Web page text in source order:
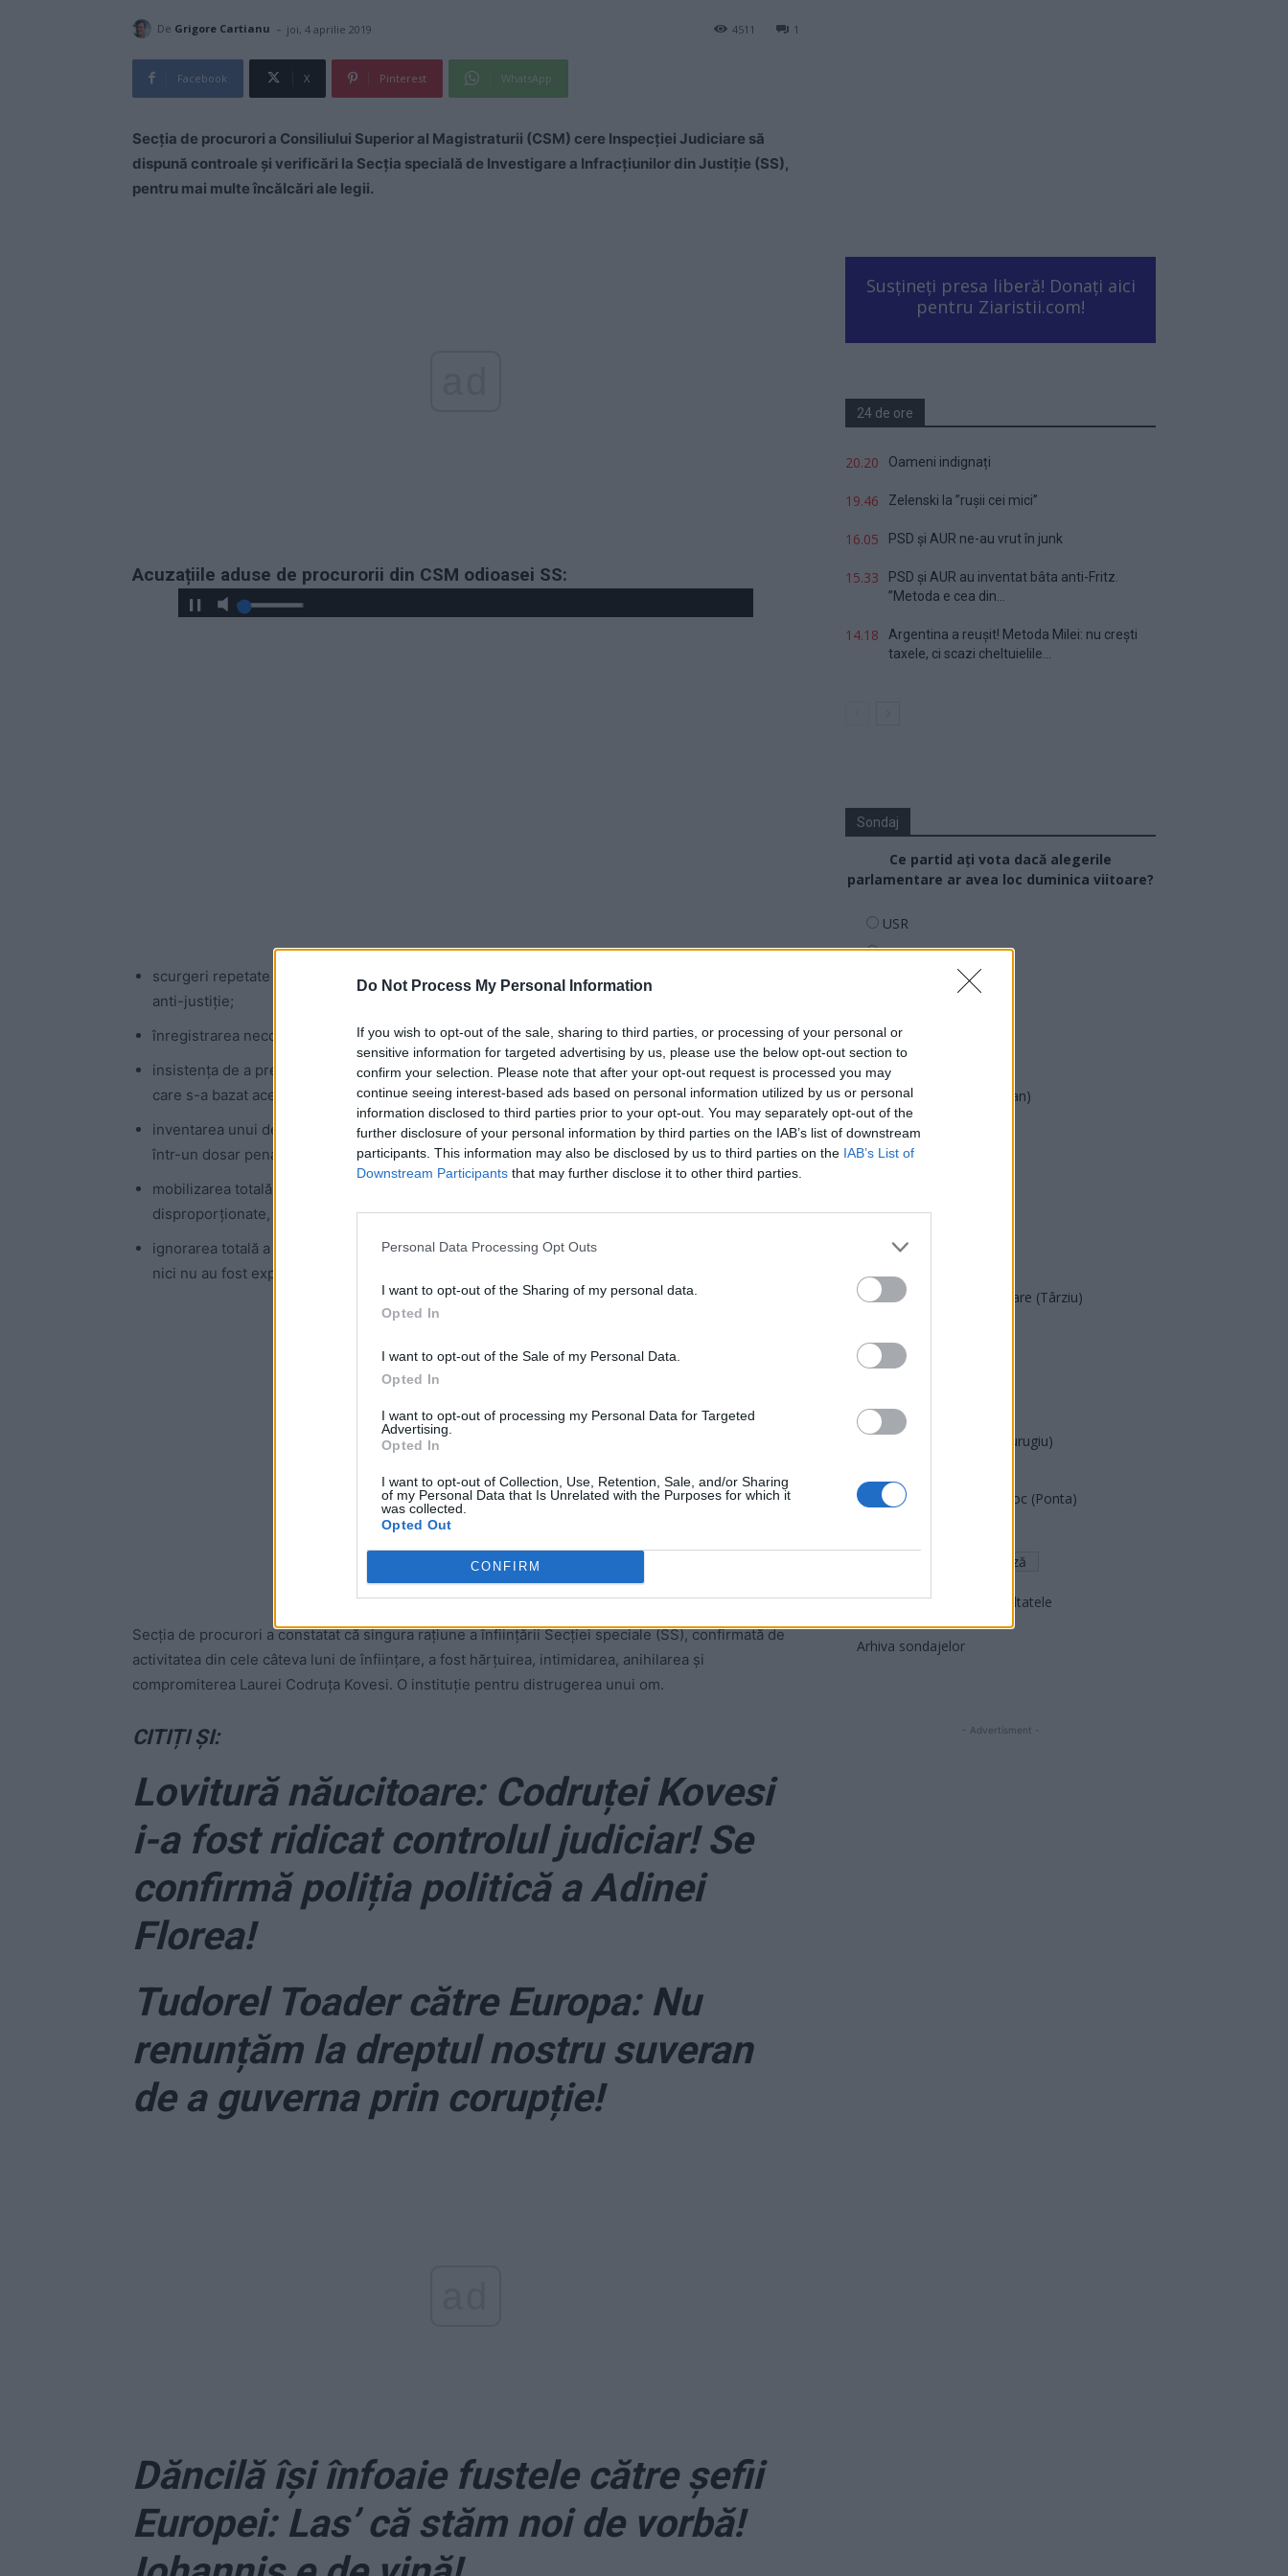
Do Not Process My Personal Information
If you wish to opt-out of the sale, sharing to third parties, or processing of your personal or
sensitive information for targeted advertising by us, please use the below opt-out section to
confirm your selection. Please note that after your opt-out request is processed you may
continue seeing interest-based ads based on personal information utilized by us or personal
information disclosed to third parties prior to your opt-out. You may separately opt-out of the
further disclosure of your personal information by third parties on the IAB’s list of downstream
participants. This information may also be disclosed by us to third parties on the IAB’s List of
Downstream Participants that may further disclose it to other third parties.
Personal Data Processing Opt Outs
I want to opt-out of the Sharing of my personal data.
Opted In
I want to opt-out of the Sale of my Personal Data.
Opted In
I want to opt-out of processing my Personal Data for Targeted
Advertising.
Opted In
I want to opt-out of Collection, Use, Retention, Sale, and/or Sharing
of my Personal Data that Is Unrelated with the Purposes for which it
was collected.
Opted Out
CONFIRM
De Grigore Cartianu - joi, 4 aprilie 2019 1
4511
Facebook X Pinterest WhatsApp
Secția de procurori a Consiliului Superior al Magistraturii (CSM) cere Inspecţiei Judiciare să
dispună controale şi verificări la Secția specială de Investigare a Infracțiunilor din Justiție (SS),
pentru mai multe încălcări ale legii.
Acuzațiile aduse de procurorii din CSM odioasei SS:
scurgeri repetate de informaţii, inclusiv denunțuri întregi publicate în presa de propagandă
anti-justiție;
înregistrarea necorespunzătoare a unor dosare;
insistența de a prelua de la DNA dosarul Tel Drum (patru încercări în acest sens) și falsurile pe
care s-a bazat această solicitare;
inventarea unui denunțător care nu există în realitate, ceea ce duce la fals în acte procedurale
într-un dosar penal;
mobilizarea totală și exclusivă asupra dosarelor Laurei Codruța Kovesi, cu măsuri
disproporționate, invalidate de instanțe;
ignorarea totală a altor dosare cu magistrați, în care nu s-a făcut nimic de luni sau ani de zile, și
nici nu au fost expuse mediatizării.
ad
Secția de procurori a constatat că singura rațiune a înființării Secției speciale (SS), confirmată de
activitatea din cele câteva luni de înființare, a fost hărțuirea, intimidarea, anihilarea și
compromiterea Laurei Codruța Kovesi. O instituție pentru distrugerea unui om.
CITIȚI ȘI:
Lovitură năucitoare: Codruței Kovesi
i-a fost ridicat controlul judiciar! Se
confirmă poliția politică a Adinei
Florea!
Tudorel Toader către Europa: Nu
renunțăm la dreptul nostru suveran
de a guverna prin corupție!
Dăncilă își înfoaie fustele către șefii
Europei: Las’ că stăm noi de vorbă!
Susțineți presa liberă! Donați aici
pentru Ziaristii.com!
24 de ore
20.20 Oameni indignați
19.46 Zelenski la ”rușii cei mici”
16.05 PSD și AUR ne-au vrut în junk
15.33
PSD și AUR au inventat bâta anti-Fritz.
”Metoda e cea din...
14.18
Argentina a reușit! Metoda Milei: nu crești
taxele, ci scazi cheltuielile...
Sondaj
Ce partid ați vota dacă alegerile
parlamentare ar avea loc duminica viitoare?
USR
PNL
UDMR
PMP (Tomac)
Forța Dreptei (L. Orban)
REPER
SOS (Șoșoacă)
POT (Gavrilă)
Acțiunea Conservatoare (Târziu)
PUSL (D. Voiculescu)
PNCR (Terheș)
Partidul Patrioților (Surugiu)
România pe Primul Loc (Ponta)
Arată rezultatele
Arhiva sondajelor
- Advertisment -